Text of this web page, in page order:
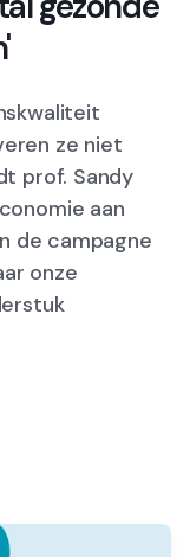
ze niet
prof. Sandy
aan
de campagne
onze